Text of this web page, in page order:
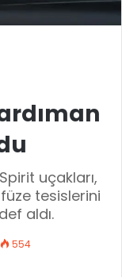
uçakları,
tesislerini
aldı.
554